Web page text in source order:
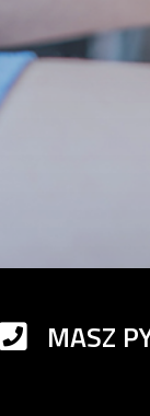
MASZ